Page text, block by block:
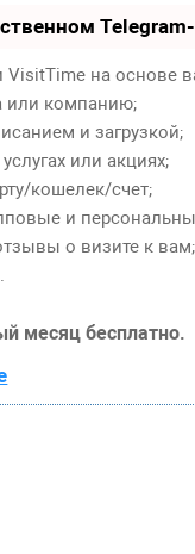
на основе
или компанию;
и загрузкой;
или акциях;
кошелек/счет;
и
о визите к вам;
месяц бесплатно.